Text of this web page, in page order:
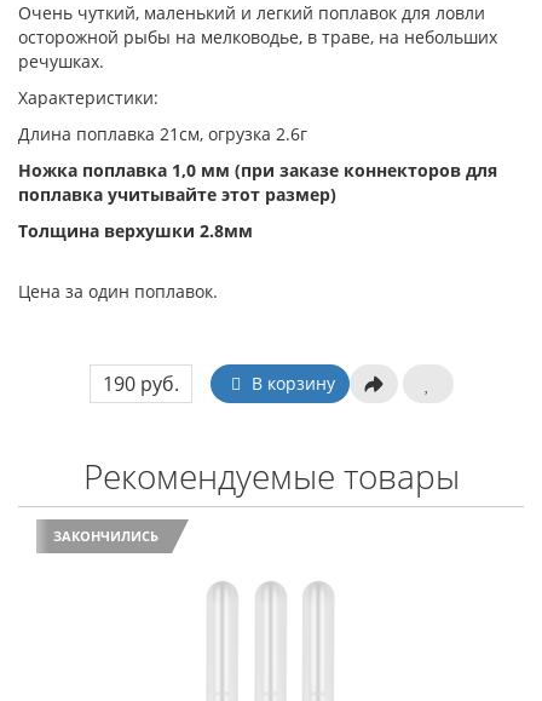
Очень чуткий, маленький и легкий поплавок для ловли
осторожной рыбы на мелководье, в траве, на небольших
речушках.
Характеристики:
Длина поплавка 21см, огрузка 2.6г
Ножка поплавка 1,0 мм (при заказе коннекторов для
поплавка учитывайте этот размер)
Толщина верхушки 2.8мм
Цена за один поплавок.
190 руб. В корзину
Рекомендуемые товары
ЗАКОНЧИЛИСЬ